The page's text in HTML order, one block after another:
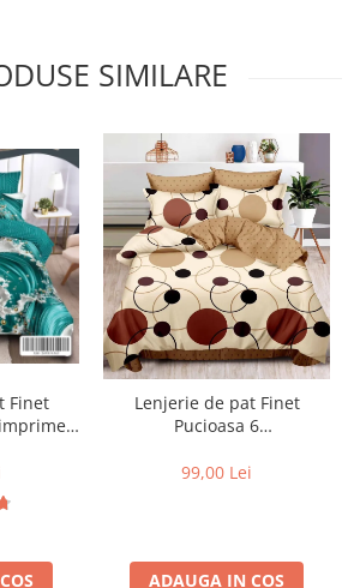
SIMILARE
Finet
Lenjerie de pat Finet
Pucioasa 6
si buline-R369
99,00 Lei
ADAUGA IN COS